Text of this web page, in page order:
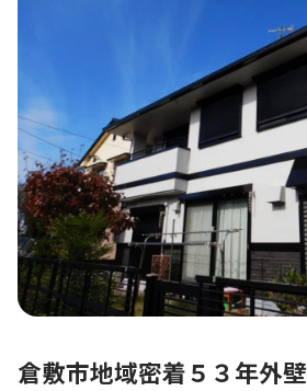
倉敷市地域密着５３年外